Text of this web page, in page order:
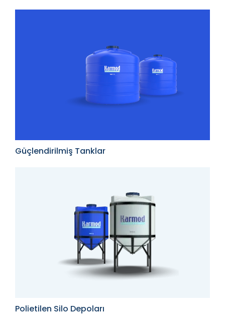
Güçlendirilmiş Tanklar
Polietilen Silo Depoları